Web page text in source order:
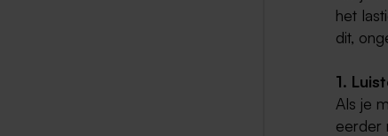
het
dit,
1.
Als je
eerder